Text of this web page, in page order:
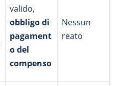
valido,
obbligo di
pagament
o del
compenso
Nessun
reato